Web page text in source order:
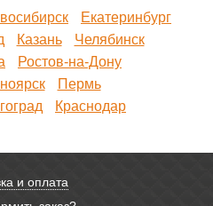
Екатеринбург
Казань
Челябинск
Ростов-на-Дону
Пермь
Краснодар
и оплата